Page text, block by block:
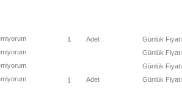
Adet Günlük Fiyatı
Günlük Fiyatı
Günlük Fiyatı
Adet Günlük Fiyatı